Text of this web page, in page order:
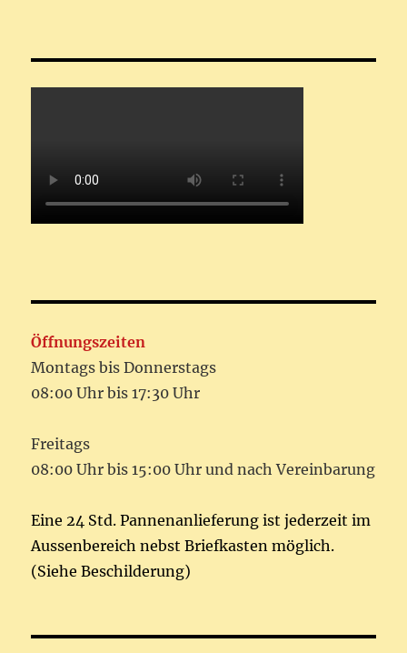
Öffnungszeiten
Montags bis Donnerstags
08:00 Uhr bis 17:30 Uhr
Freitags
08:00 Uhr bis 15:00 Uhr und nach Vereinbarung
Eine 24 Std. Pannenanlieferung ist jederzeit im
Aussenbereich nebst Briefkasten möglich.
(Siehe Beschilderung)